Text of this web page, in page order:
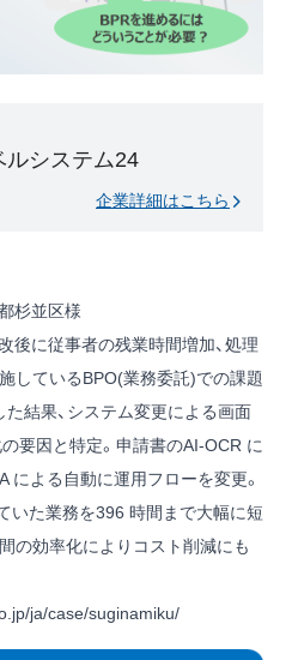
ルシステム24
企業詳細はこちら
都杉並区様
後に従事者の残業時間増加、処理
しているBPO(業務委託)での課題
結果、システム変更による画面
要因と特定。申請書のAI-OCR に
による自動に運用フローを変更。
いた業務を396 時間まで大幅に短
の効率化によりコスト削減にも
ja/case/suginamiku/